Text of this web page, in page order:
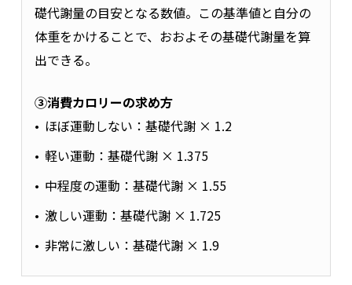
礎代謝量の目安となる数値。この基準値と自分の
体重をかけることで、おおよその基礎代謝量を算
出できる。
③消費カロリーの求め方
ほぼ運動しない：基礎代謝 × 1.2
軽い運動：基礎代謝 × 1.375
中程度の運動：基礎代謝 × 1.55
激しい運動：基礎代謝 × 1.725
非常に激しい：基礎代謝 × 1.9